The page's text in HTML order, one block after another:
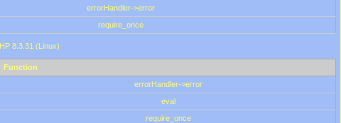
errorHandler->error
require_once
8.3.31 (Linux)
Function
errorHandler->error
eval
require_once